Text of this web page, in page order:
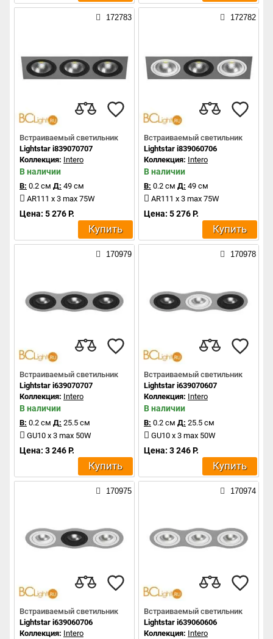
172783
Встраиваемый светильник
Lightstar i839070707
Коллекция: Intero
В наличии
В: 0.2 см Д: 49 см
AR111 x 3 max 75W
Цена: 5 276 Р.
Купить
172782
Встраиваемый светильник
Lightstar i839060706
Коллекция: Intero
В наличии
В: 0.2 см Д: 49 см
AR111 x 3 max 75W
Цена: 5 276 Р.
Купить
170979
Встраиваемый светильник
Lightstar i639070707
Коллекция: Intero
В наличии
В: 0.2 см Д: 25.5 см
GU10 x 3 max 50W
Цена: 3 246 Р.
Купить
170978
Встраиваемый светильник
Lightstar i639070607
Коллекция: Intero
В наличии
В: 0.2 см Д: 25.5 см
GU10 x 3 max 50W
Цена: 3 246 Р.
Купить
170975
Встраиваемый светильник
Lightstar i639060706
Коллекция: Intero
170974
Встраиваемый светильник
Lightstar i639060606
Коллекция: Intero